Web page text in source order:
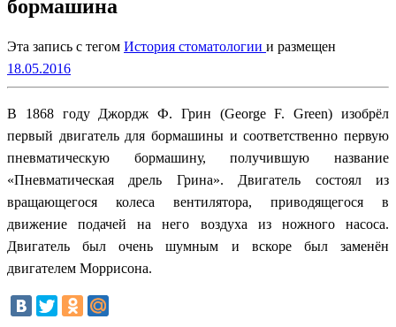
бормашина
Эта запись с тегом История стоматологии и размещен
18.05.2016
В 1868 году Джордж Ф. Грин (George F. Green) изобрёл
первый двигатель для бормашины и соответственно первую
пневматическую бормашину, получившую название
«Пневматическая дрель Грина». Двигатель состоял из
вращающегося колеса вентилятора, приводящегося в
движение подачей на него воздуха из ножного насоса.
Двигатель был очень шумным и вскоре был заменён
двигателем Моррисона.